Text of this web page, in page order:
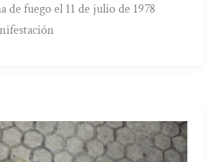
de fuego el 11 de julio de 1978